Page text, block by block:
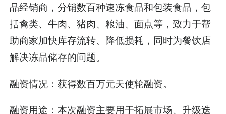
品经销商，分销数百种速冻食品和包装食品，包
括禽类、牛肉、猪肉、粮油、面点等，致力于帮
助商家加快库存流转、降低损耗，同时为餐饮店
解决冻品储存的问题。
融资情况：获得数百万元天使轮融资。
融资用途：本次融资主要用于拓展市场、升级迭